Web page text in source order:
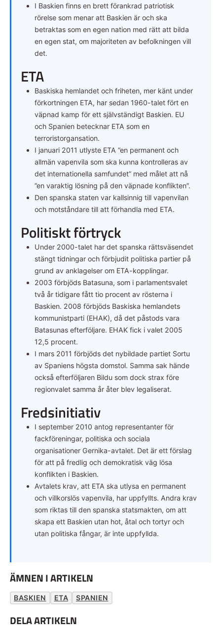
I Baskien finns en brett förankrad patriotisk
rörelse som menar att Baskien är och ska
betraktas som en egen nation med rätt att bilda
en egen stat, om majoriteten av befolkningen vill
det.
ETA
Baskiska hemlandet och friheten, mer känt under
förkortningen ETA, har sedan 1960-talet fört en
väpnad kamp för ett självständigt Baskien. EU
och Spanien betecknar ETA som en
terroristorgansation.
I januari 2011 utlyste ETA ”en permanent och
allmän vapenvila som ska kunna kontrolleras av
det internationella samfundet” med målet att nå
”en varaktig lösning på den väpnade konflikten”.
Den spanska staten var kallsinnig till vapenvilan
och motståndare till att förhandla med ETA.
Politiskt förtryck
Under 2000-talet har det spanska rättsväsendet
stängt tidningar och förbjudit politiska partier på
grund av anklagelser om ETA-kopplingar.
2003 förbjöds Batasuna, som i parlamentsvalet
två år tidigare fått tio procent av rösterna i
Baskien. 2008 förbjöds Baskiska hemlandets
kommunistparti (EHAK), då det påstods vara
Batasunas efterföljare. EHAK fick i valet 2005
12,5 procent.
I mars 2011 förbjöds det nybildade partiet Sortu
av Spaniens högsta domstol. Samma sak hände
också efterföljaren Bildu som dock strax före
regionvalet samma år åter blev legaliserat.
Fredsinitiativ
I september 2010 antog representanter för
fackföreningar, politiska och sociala
organisationer Gernika-avtalet. Det är ett förslag
för att på fredlig och demokratisk väg lösa
konflikten i Baskien.
Avtalets krav, att ETA ska utlysa en permanent
och villkorslös vapenvila, har uppfyllts. Andra krav
som riktas till den spanska statsmakten, om att
skapa ett Baskien utan hot, åtal och tortyr och
utan politiska fångar, är inte uppfyllda.
ÄMNEN I ARTIKELN
BASKIEN ETA SPANIEN
DELA ARTIKELN